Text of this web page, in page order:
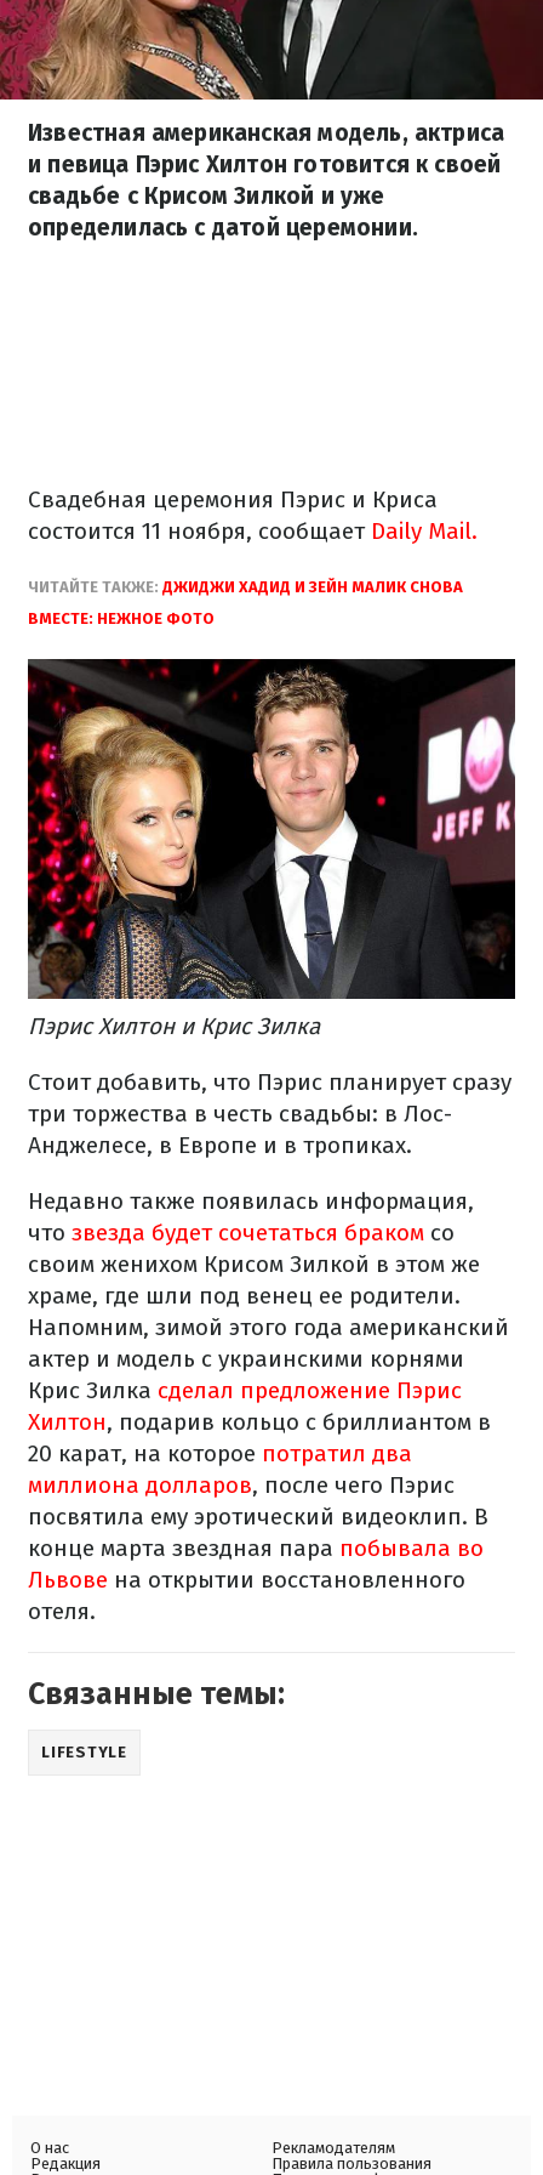
Известная американская модель, актриса
и певица Пэрис Хилтон готовится к своей
свадьбе с Крисом Зилкой и уже
определилась с датой церемонии.
Свадебная церемония Пэрис и Криса
состоится 11 ноября, сообщает Daily Mail.
ЧИТАЙТЕ ТАКЖЕ: ДЖИДЖИ ХАДИД И ЗЕЙН МАЛИК СНОВА
ВМЕСТЕ: НЕЖНОЕ ФОТО
Пэрис Хилтон и Крис Зилка
Стоит добавить, что Пэрис планирует сразу
три торжества в честь свадьбы: в Лос-
Анджелесе, в Европе и в тропиках.
Недавно также появилась информация,
что звезда будет сочетаться браком со
своим женихом Крисом Зилкой в этом же
храме, где шли под венец ее родители.
Напомним, зимой этого года американский
актер и модель с украинскими корнями
Крис Зилка сделал предложение Пэрис
Хилтон, подарив кольцо с бриллиантом в
20 карат, на которое потратил два
миллиона долларов, после чего Пэрис
посвятила ему эротический видеоклип. В
конце марта звездная пара побывала во
Львове на открытии восстановленного
отеля.
Связанные темы:
LIFESTYLE
О нас
Редакция
Рекламодателям
Правила пользования